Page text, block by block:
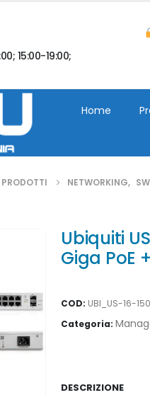
15:00-19:00;
Home
PRODOTTI NETWORKING,
Ubiquiti
Giga PoE
COD: UBI_US-16-
Categoria:
DESCRIZIONE
Account